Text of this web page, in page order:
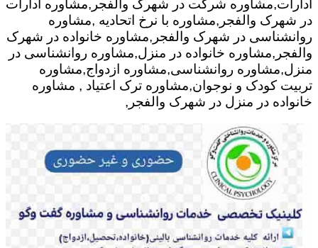
ادارات,مشاوره شرکت در شهرک والفجر,مشاوره ادارات
در شهرک والفجر,مشاوره با نرخ اتحادیه ,مشاوره
روانشناسی در شهرک والفجر,مشاوره خانواده در شهرک
والفجر,مشاوره خانواده در منزل,مشاوره روانشناسی در
منزل,مشاوره روانشناسی,مشاوره ازدواج,مشاوره
تربیت کودک و نوجوان,مشاوره ترک اعتیاد , مشاوره
خانواده در منزل در شهرک والفجر,